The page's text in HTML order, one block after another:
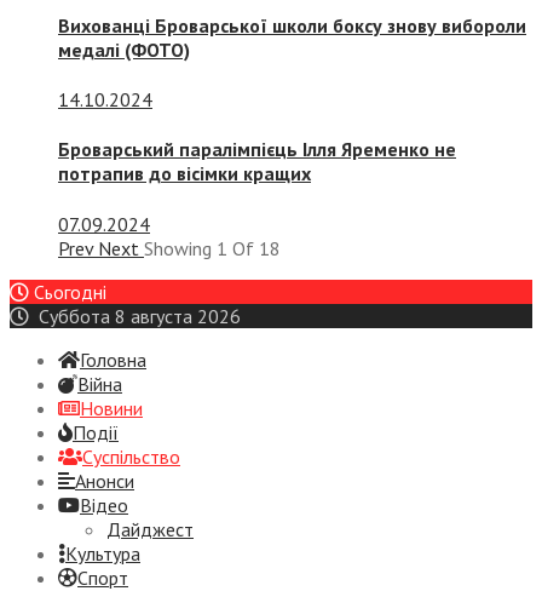
Вихованці Броварської школи боксу знову вибороли
медалі (ФОТО)
14.10.2024
Броварський паралімпієць Ілля Яременко не
потрапив до вісімки кращих
07.09.2024
Prev Next Showing 1 Of 18
Сьогодні
Суббота 8 августа 2026
Головна
Війна
Новини
Події
Суспiльство
Анонси
Відео
Дайджест
Культура
Спорт